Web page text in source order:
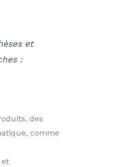
et
:
des
comme